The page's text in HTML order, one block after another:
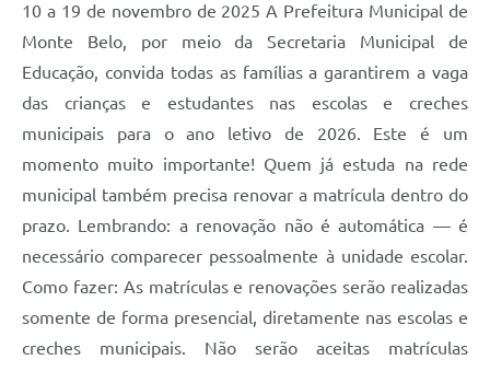
10 a 19 de novembro de 2025 A Prefeitura Municipal de
Monte Belo, por meio da Secretaria Municipal de
Educação, convida todas as famílias a garantirem a vaga
das crianças e estudantes nas escolas e creches
municipais para o ano letivo de 2026. Este é um
momento muito importante! Quem já estuda na rede
municipal também precisa renovar a matrícula dentro do
prazo. Lembrando: a renovação não é automática — é
necessário comparecer pessoalmente à unidade escolar.
Como fazer: As matrículas e renovações serão realizadas
somente de forma presencial, diretamente nas escolas e
creches municipais. Não serão aceitas matrículas